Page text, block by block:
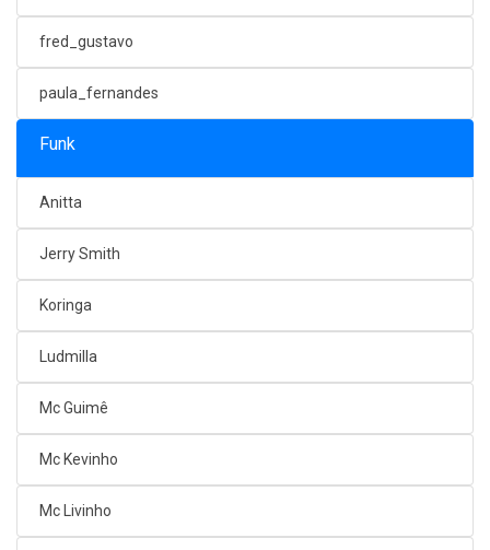
fred_gustavo
paula_fernandes
Funk
Anitta
Jerry Smith
Koringa
Ludmilla
Mc Guimê
Mc Kevinho
Mc Livinho